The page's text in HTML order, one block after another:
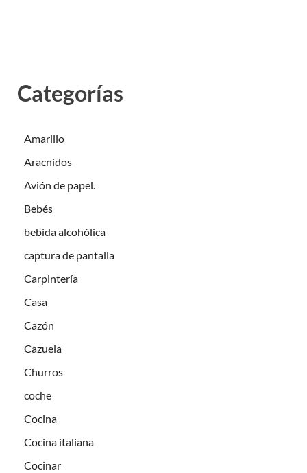
Categorías
Amarillo
Aracnidos
Avión de papel.
Bebés
bebida alcohólica
captura de pantalla
Carpintería
Casa
Cazón
Cazuela
Churros
coche
Cocina
Cocina italiana
Cocinar